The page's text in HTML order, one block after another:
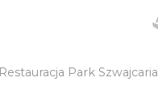
Park Szwajcaria